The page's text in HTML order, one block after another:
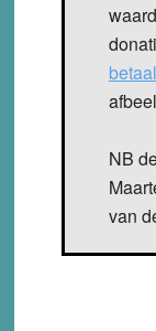
NB
van